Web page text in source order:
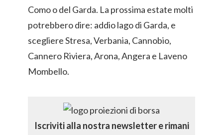
Como o del Garda. La prossima estate molti
potrebbero dire: addio lago di Garda, e
scegliere Stresa, Verbania, Cannobio,
Cannero Riviera, Arona, Angera e Laveno
Mombello.
Iscriviti alla nostra newsletter e rimani